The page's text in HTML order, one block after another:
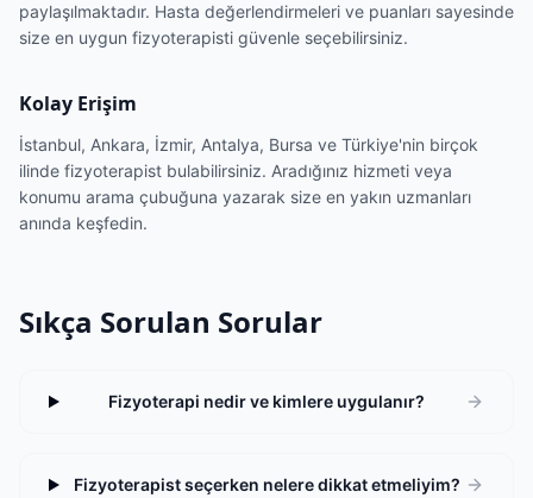
paylaşılmaktadır. Hasta değerlendirmeleri ve puanları sayesinde
size en uygun fizyoterapisti güvenle seçebilirsiniz.
Kolay Erişim
İstanbul, Ankara, İzmir, Antalya, Bursa ve Türkiye'nin birçok
ilinde fizyoterapist bulabilirsiniz. Aradığınız hizmeti veya
konumu arama çubuğuna yazarak size en yakın uzmanları
anında keşfedin.
Sıkça Sorulan Sorular
Fizyoterapi nedir ve kimlere uygulanır?
Fizyoterapist seçerken nelere dikkat etmeliyim?